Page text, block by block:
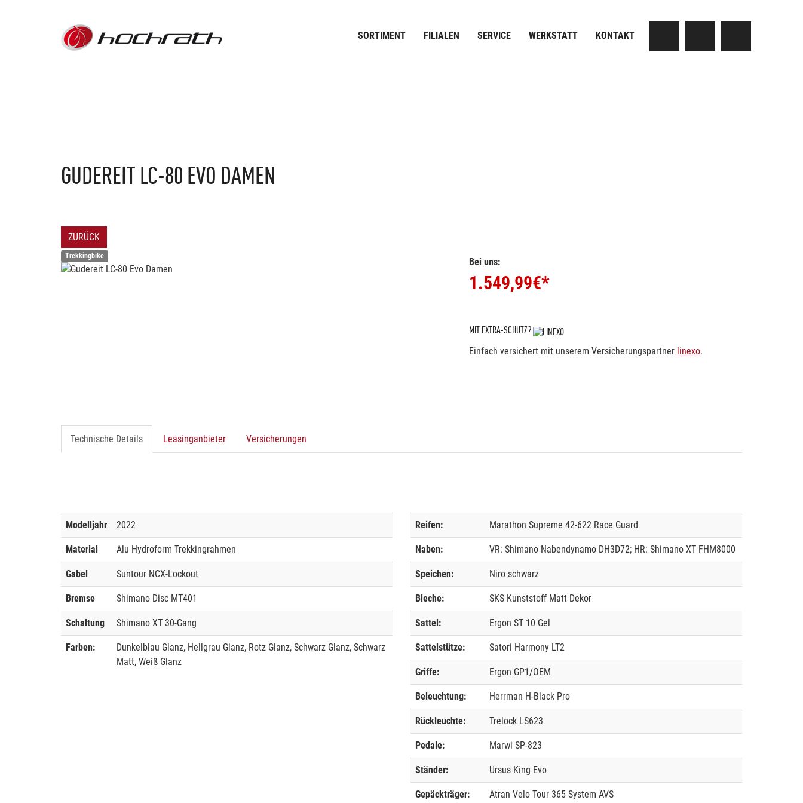
SORTIMENT FILIALEN SERVICE WERKSTATT KONTAKT
GUDEREIT LC-80 EVO DAMEN
ZURÜCK
Trekkingbike
Bei uns:
1.549,99€*
MIT EXTRA-SCHUTZ?
Einfach versichert mit unserem Versicherungspartner linexo.
Technische Details Leasinganbieter Versicherungen
Modelljahr 2022
Material Alu Hydroform Trekkingrahmen
Gabel Suntour NCX-Lockout
Bremse Shimano Disc MT401
Schaltung Shimano XT 30-Gang
Farben:
Dunkelblau Glanz, Hellgrau Glanz, Rotz Glanz, Schwarz Glanz, Schwarz
Matt, Weiß Glanz
Reifen: Marathon Supreme 42-622 Race Guard
Naben: VR: Shimano Nabendynamo DH3D72; HR: Shimano XT FHM8000
Speichen: Niro schwarz
Bleche: SKS Kunststoff Matt Dekor
Sattel: Ergon ST 10 Gel
Sattelstütze: Satori Harmony LT2
Griffe: Ergon GP1/OEM
Beleuchtung: Herrman H-Black Pro
Rückleuchte: Trelock LS623
Pedale: Marwi SP-823
Ständer: Ursus King Evo
Gepäckträger: Atran Velo Tour 365 System AVS